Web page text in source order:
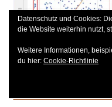
Quelle: https://
Ergänzung/
des
Datenschutz und Cookies:
die Website weiterhin nutzt,
Weitere Informationen,
du hier: Cookie-Richtlinie